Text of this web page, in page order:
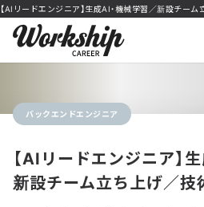
【AIリードエンジニア】生成AI・機械学習／新設チー
バックエンドエンジニア
【AIリードエンジニア】
新設チーム立ち上げ／技